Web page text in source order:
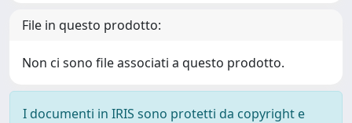
File in questo prodotto:
Non ci sono file associati a questo prodotto.
I documenti in IRIS sono protetti da copyright e